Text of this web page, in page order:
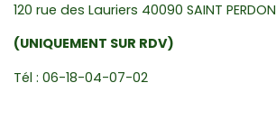
120 rue des Lauriers 40090 SAINT PERDON
(UNIQUEMENT SUR RDV)
Tél : 06-18-04-07-02